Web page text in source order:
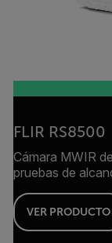
FLIR RS8500
Cámara MWIR
pruebas de
VER PRODUCTO